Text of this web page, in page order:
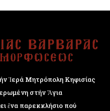
Ἱερά Μητρόπολη Κηφισίας
στήν Ἅγια
ἕνα παρεκκλήσιο πού